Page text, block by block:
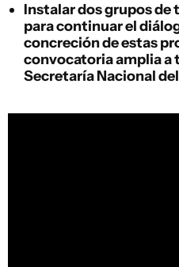
Instalar dos grupos
para continuar el
concreción de estas
convocatoria amplia a
Secretaría Nacional